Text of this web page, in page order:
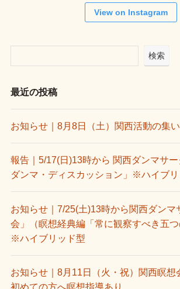
View on Instagram
検索
最近の投稿
お知らせ｜8月8日（土）関西活動の集い
報告｜5/17(日)13時から 関西ダンマサ
ダンマ・ディスカッション」※ハイブ
お知らせ｜7/25(土)13時から関西ダンマ
会」（瞑想経典編「常に観察すべき五つ
※ハイブリッド型
お知らせ｜8月11日（火・祝）関西瞑
初めての方へ瞑想指導あり